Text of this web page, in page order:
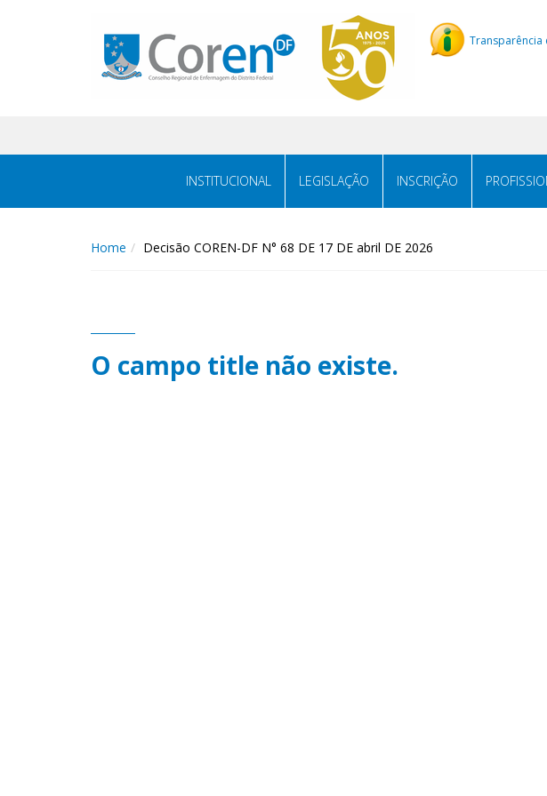
Transparência
INSTITUCIONAL LEGISLAÇÃO INSCRIÇÃO
Home Decisão COREN-DF N° 68 DE 17 DE abril DE 2026
O campo title não existe.